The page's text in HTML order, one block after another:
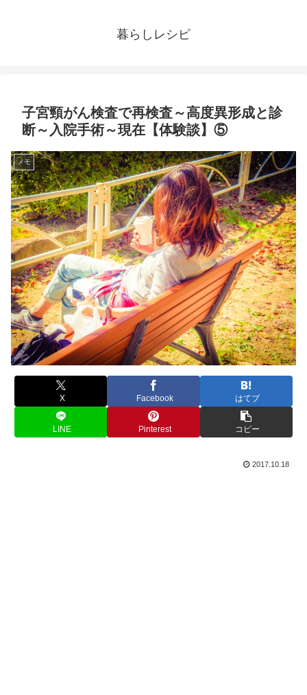
暮らしレシピ
子宮頸がん検査で再検査～高度異形成と診
断～入院手術～現在【体験談】⑤
メモ
X Facebook はてブ
LINE Pinterest コピー
2017.10.18